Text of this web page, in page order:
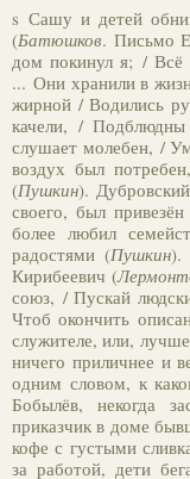
s Сашу и детей
(Батюшков. Письмо
дом покинул я; /
... Они хранили в
жирной / Водились
качели, /
слушает молебен, /
воздух был
(Пушкин).
своего, был
более любил
радостями (Пушкин).
Кирибеевич (
союз, / Пускай
Чтоб окончить
служителе, или,
ничего приличнее и
одним словом, к
Бобылёв, некогда
приказчик в доме
кофе с густыми
за работой, дети